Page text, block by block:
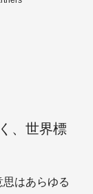
、世界標
はあらゆる